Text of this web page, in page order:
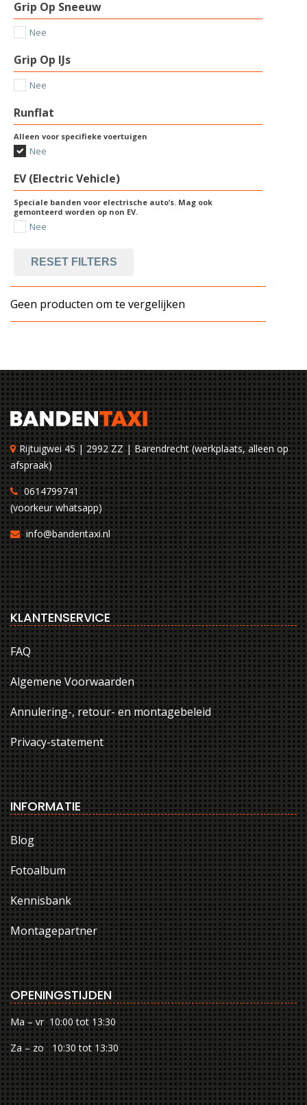
Grip Op Sneeuw
Nee
Grip Op IJs
Nee
Runflat
Alleen voor specifieke voertuigen
Nee
EV (Electric Vehicle)
Speciale banden voor electrische auto’s. Mag ook
gemonteerd worden op non EV.
Nee
RESET FILTERS
Geen producten om te vergelijken
Rijtuigwei 45 | 2992 ZZ | Barendrecht (werkplaats, alleen op
afspraak)
0614799741
(voorkeur whatsapp)
info@bandentaxi.nl
KLANTENSERVICE
FAQ
Algemene Voorwaarden
Annulering-, retour- en montagebeleid
Privacy-statement
INFORMATIE
Blog
Fotoalbum
Kennisbank
Montagepartner
OPENINGSTIJDEN
Ma – vr 10:00 tot 13:30
Za – zo 10:30 tot 13:30